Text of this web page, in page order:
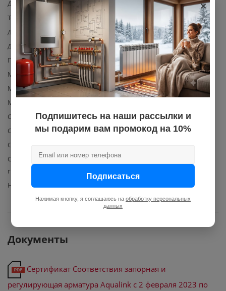
Диаметр резьбы
Температура рабочая, мин.
Давление рабочее, макс., бар
16
Давление номинальное
16
Проход
полный
Материал уплотнения
EPDM
Материал корпуса
латунь
Материал шара
Со штуцером
Да
С заглушкой
Нет
С накидной гайкой
Со встроенным фильтром
грубой очистки
Наличие американки
Документы
Сертификат Соответствия запорная и
регулирующая арматура Aqualink с 2 февраля 2023 по
Подпишитесь на наши рассылки и
мы подарим вам промокод на 10%
Подписаться
Нажимая кнопку, я соглашаюсь на обработку персональных
данных